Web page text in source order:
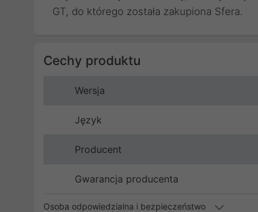
GT, do którego została zakupiona Sfera.
Cechy produktu
Wersja
Język
Producent
Gwarancja producenta
Osoba odpowiedzialna i bezpieczeństwo